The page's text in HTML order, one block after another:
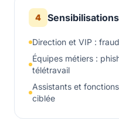
4
Direction et VIP :
Équipes métiers :
télétravail
Assistants et
ciblée